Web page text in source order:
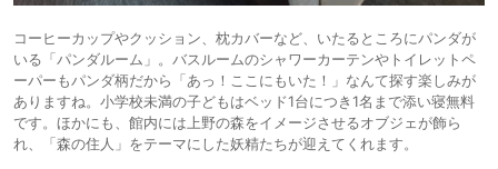
コーヒーカップやクッション、枕カバーなど、いたるところにパンダが
いる「パンダルーム」。バスルームのシャワーカーテンやトイレットペ
ーパーもパンダ柄だから「あっ！ここにもいた！」なんて探す楽しみが
ありますね。小学校未満の子どもはベッド1台につき1名まで添い寝無料
です。ほかにも、館内には上野の森をイメージさせるオブジェが飾ら
れ、「森の住人」をテーマにした妖精たちが迎えてくれます。